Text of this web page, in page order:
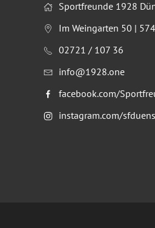
Sportfreunde 1928
Im Weingarten 50 |
02721 / 107 36
info@1928.one
facebook.com/
instagram.com/